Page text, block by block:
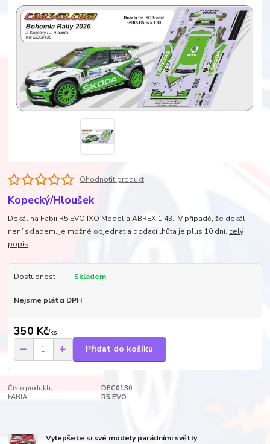
Ohodnotit produkt
Kopecký/Hloušek
Dekál na Fabii R5 EVO IXO Model a ABREX 1:43. V případě, že dekál
není skladem, je možné objednat a dodací lhůta je plus 10 dní. celý
popis
Dostupnost Skladem
Nejsme plátci DPH
350 Kč/ks
Přidat do košíku
Číslo produktu:
DEC0130
FABIA:
R5 EVO
Vylepšete si své modely parádními světly